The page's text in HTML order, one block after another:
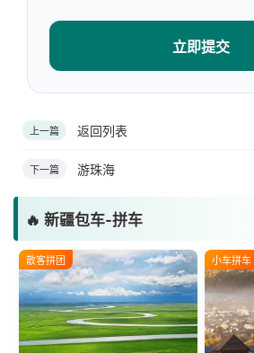
立即提交
上一篇 返回列表
下一篇 游珠海
🔥 新疆包车-拼车
散客拼团 小车拼车